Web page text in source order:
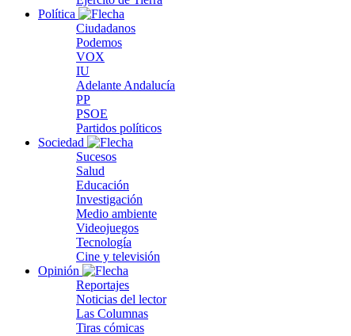
Política
Ciudadanos
Podemos
VOX
IU
Adelante Andalucía
PP
PSOE
Partidos políticos
Sociedad
Sucesos
Salud
Educación
Investigación
Medio ambiente
Videojuegos
Tecnología
Cine y televisión
Opinión
Reportajes
Noticias del lector
Las Columnas
Tiras cómicas